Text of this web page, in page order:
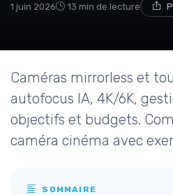
1 juin 2026 13 min de lecture
Caméras mirrorless et
autofocus IA, 4K/6K,
objectifs et budgets.
caméra cinéma avec
SOMMAIRE